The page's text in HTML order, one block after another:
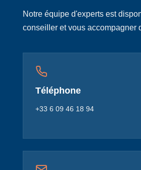
Notre équipe d'experts est
conseiller et vous accompagner
Téléphone
+33 6 09 46 18 94